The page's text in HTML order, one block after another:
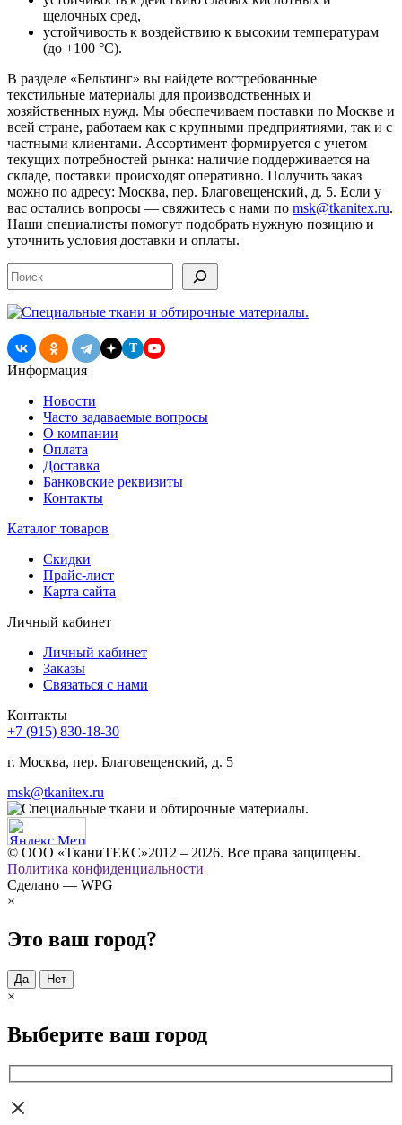
щелочных сред,
устойчивость к воздействию к высоким температурам
(до +100 °C).
В разделе «Бельтинг» вы найдете востребованные
текстильные материалы для производственных и
хозяйственных нужд. Мы обеспечиваем поставки по Москве и
всей стране, работаем как с крупными предприятиями, так и с
частными клиентами. Ассортимент формируется с учетом
текущих потребностей рынка: наличие поддерживается на
складе, поставки происходят оперативно. Получить заказ
можно по адресу: Москва, пер. Благовещенский, д. 5. Если у
вас остались вопросы — свяжитесь с нами по msk@tkanitex.ru.
Наши специалисты помогут подобрать нужную позицию и
уточнить условия доставки и оплаты.
Поиск
T
Информация
Новости
Часто задаваемые вопросы
О компании
Оплата
Доставка
Банковские реквизиты
Контакты
Каталог товаров
Скидки
Прайс-лист
Карта сайта
Личный кабинет
Личный кабинет
Заказы
Связаться с нами
Контакты
+7 (915) 830-18-30
г. Москва, пер. Благовещенский, д. 5
msk@tkanitex.ru
© ООО «ТканиТЕКС»2012 – 2026. Все права защищены.
Политика конфиденциальности
Сделано — WPG
×
Это ваш город?
Да Нет
×
Выберите ваш город